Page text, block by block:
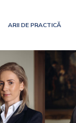
ARII DE PRACTICĂ